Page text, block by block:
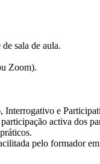
sala de aula.
Zoom).
Interrogativo e
activa dos
pelo formador